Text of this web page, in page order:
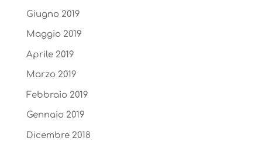
Giugno 2019
Maggio 2019
Aprile 2019
Marzo 2019
Febbraio 2019
Gennaio 2019
Dicembre 2018